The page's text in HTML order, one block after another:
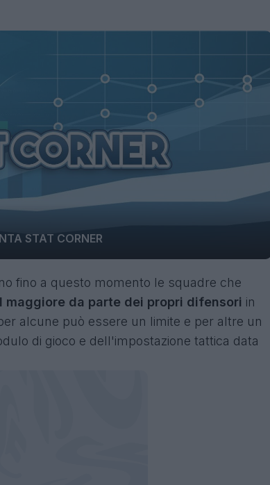
STAT CORNER
fino a questo momento le squadre che
maggiore da parte dei propri difensori in
alcune può essere un limite e per altre un
di gioco e dell'impostazione tattica data